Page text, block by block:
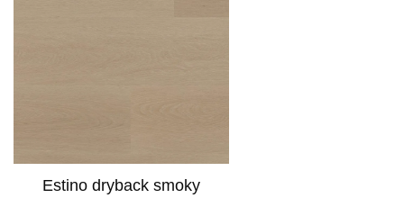
Estino dryback smoky